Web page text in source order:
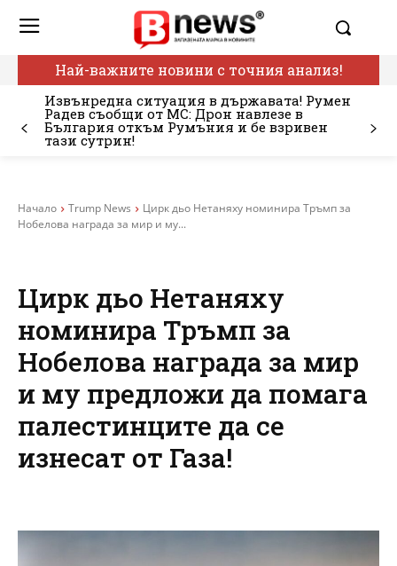
Най-важните новини с точния анализ!
Извънредна ситуация в държавата! Румен
Радев съобщи от МС: Дрон навлезе в
България откъм Румъния и бе взривен
тази сутрин!
Начало Trump News
Цирк дьо Нетаняху номинира Тръмп за
Нобелова награда за мир и му...
Цирк дьо Нетаняху
номинира Тръмп за
Нобелова награда за мир
и му предложи да помага
палестинците да се
изнесат от Газа!